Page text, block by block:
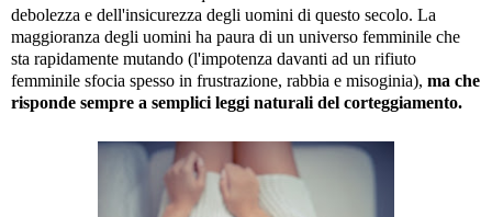
debolezza e dell'insicurezza degli uomini di questo secolo. La
maggioranza degli uomini ha paura di un universo femminile che
sta rapidamente mutando (l'impotenza davanti ad un rifiuto
femminile sfocia spesso in frustrazione, rabbia e misoginia), ma che
risponde sempre a semplici leggi naturali del corteggiamento.